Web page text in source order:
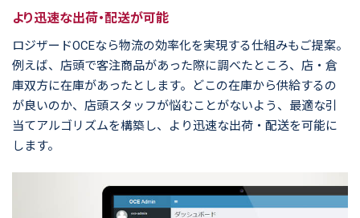
より迅速な出荷・配送が可能
ロジザードOCEなら物流の効率化を実現する仕組みもご提案。
例えば、店頭で客注商品があった際に調べたところ、店・倉
庫双方に在庫があったとします。どこの在庫から供給するの
が良いのか、店頭スタッフが悩むことがないよう、最適な引
当てアルゴリズムを構築し、より迅速な出荷・配送を可能に
します。